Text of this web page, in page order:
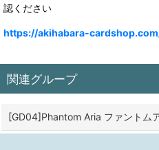
認ください
https://akihabara-
関連グループ
[GD04]Phantom Aria ファントム